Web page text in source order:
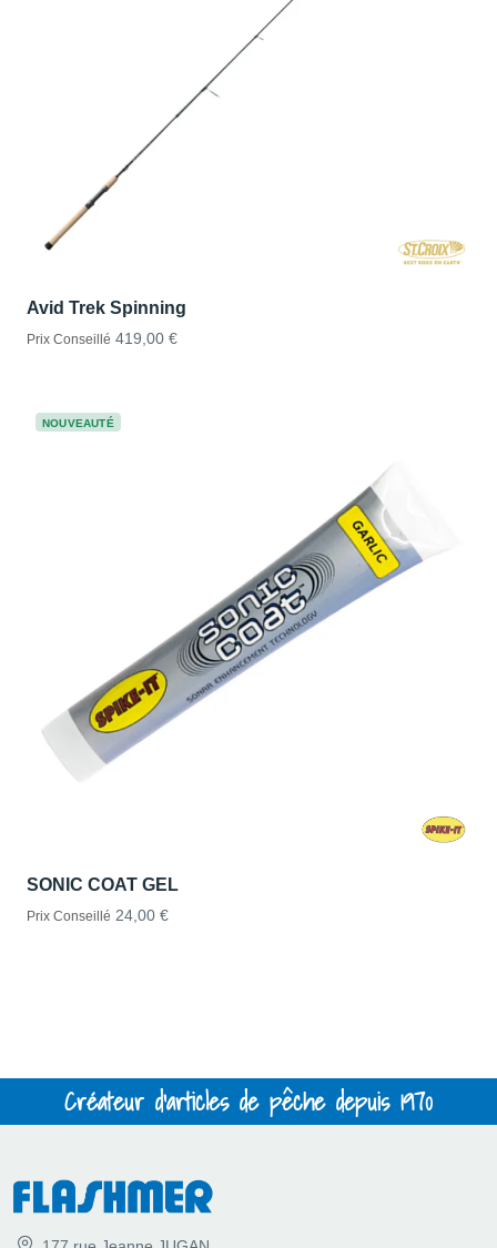
Avid Trek Spinning
Prix Conseillé 419,00 €
NOUVEAUTÉ
SONIC COAT GEL
Prix Conseillé 24,00 €
Créateur d'articles de pêche depuis 1970